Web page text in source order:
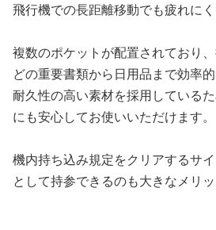
飛行機での長距離移動でも疲れにく
複数のポケットが配置されており
どの重要書類から日用品まで効率的
耐久性の高い素材を採用している
にも安心してお使いいただけます。
機内持ち込み規定をクリアするサ
として持参できるのも大きなメリッ